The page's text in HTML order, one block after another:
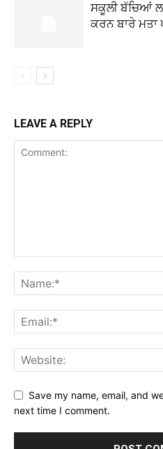
ਸਕੂਲੀ ਬੱਚਿਆਂ
ਕਰਨ ਬਾਰੇ ਮਤਾ
LEAVE A REPLY
Save my name, email, and
next time I comment.